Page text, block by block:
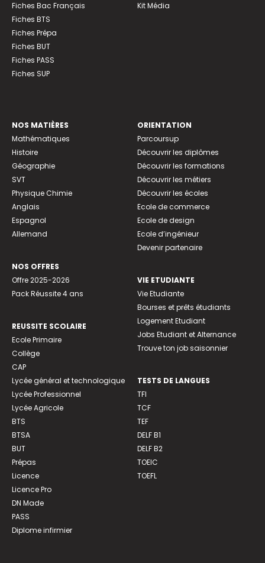
Fiches Bac Français
Fiches BTS
Fiches Prépa
Fiches BUT
Fiches PASS
Fiches SUP
Kit Média
NOS MATIÈRES
Mathématiques
Histoire
Géographie
SVT
Physique Chimie
Anglais
Espagnol
Allemand
NOS OFFRES
Offre 2025-2026
Pack Réussite 4 ans
REUSSITE SCOLAIRE
Ecole Primaire
Collège
CAP
Lycée général et technologique
Lycée Professionnel
Lycée Agricole
BTS
BTSA
BUT
Prépas
Licence
Licence Pro
DN Made
PASS
Diplome infirmier
ORIENTATION
Parcoursup
Découvrir les diplômes
Découvrir les formations
Découvrir les métiers
Découvrir les écoles
Ecole de commerce
Ecole de design
Ecole d’ingénieur
Devenir partenaire
VIE ETUDIANTE
Vie Etudiante
Bourses et prêts étudiants
Logement Etudiant
Jobs Etudiant et Alternance
Trouve ton job saisonnier
TESTS DE LANGUES
TFI
TCF
TEF
DELF B1
DELF B2
TOEIC
TOEFL